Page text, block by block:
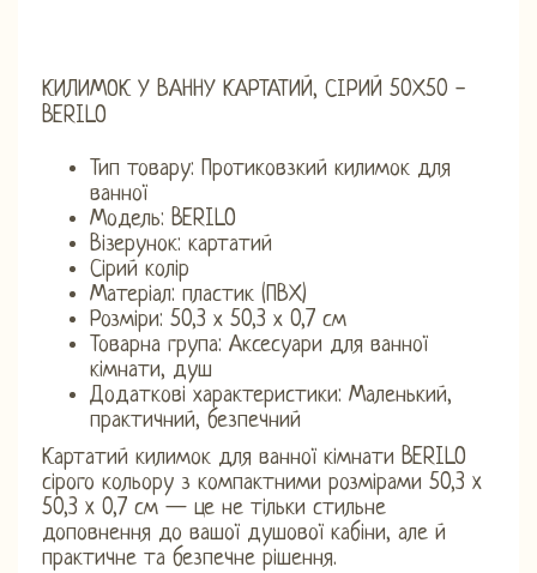
КИЛИМОК У ВАННУ КАРТАТИЙ, СІРИЙ 50Х50 -
BERILO
Тип товару: Протиковзкий килимок для
ванної
Модель: BERILO
Візерунок: картатий
Сірий колір
Матеріал: пластик (ПВХ)
Розміри: 50,3 х 50,3 х 0,7 см
Товарна група: Аксесуари для ванної
кімнати, душ
Додаткові характеристики: Маленький,
практичний, безпечний
Картатий килимок для ванної кімнати BERILO
сірого кольору з компактними розмірами 50,3 x
50,3 x 0,7 см — це не тільки стильне
доповнення до вашої душової кабіни, але й
практичне та безпечне рішення.